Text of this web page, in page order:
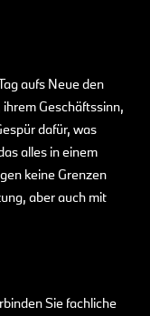
aufs Neue den
Geschäftssinn,
dafür, was
alles in einem
keine Grenzen
aber auch mit
Sie fachliche